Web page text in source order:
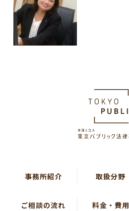
事務所紹介 取扱分野
ご相談の流れ 料金・費用